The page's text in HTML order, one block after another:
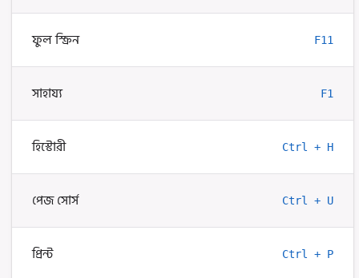
ফুল স্ক্রিন F11
সাহায্য F1
হিস্টোরী Ctrl + H
পেজ সোর্স Ctrl + U
প্রিন্ট Ctrl + P